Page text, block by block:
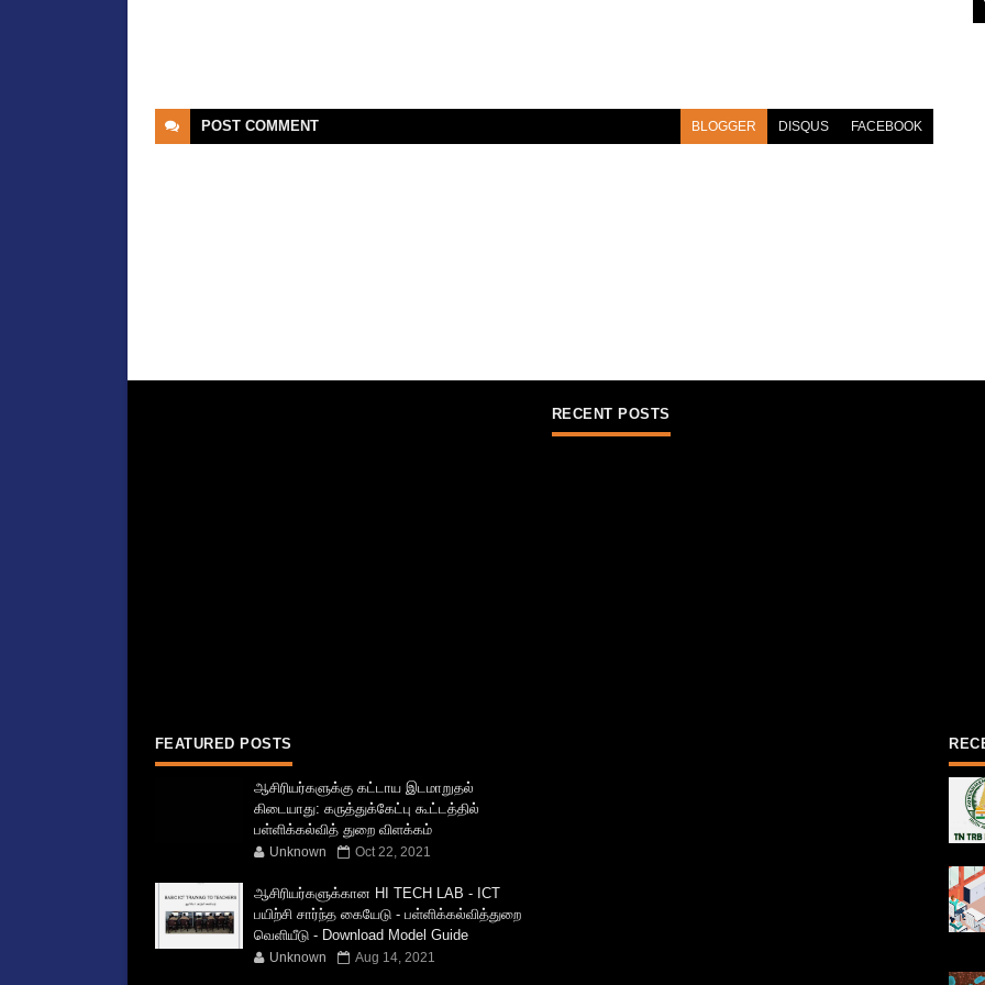
POST COMMENT BLOGGER DISQUS FACEBOOK
FEATURED POSTS
ஆசிரியர்களுக்கு கட்டாய இடமாறுதல்
கிடையாது: கருத்துக்கேட்பு கூட்டத்தில்
பள்ளிக்கல்வித் துறை விளக்கம்
Unknown Oct 22, 2021
ஆசிரியர்களுக்கான HI TECH LAB - ICT
பயிற்சி சார்ந்த கையேடு - பள்ளிக்கல்வித்துறை
வெளியீடு - Download Model Guide
Unknown Aug 14, 2021
RECENT POSTS